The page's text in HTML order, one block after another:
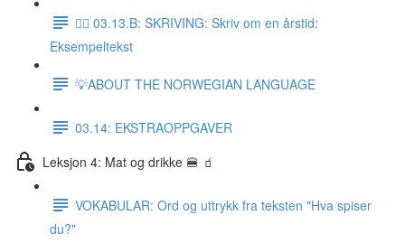
✍🏼 03.13.B: SKRIVING: Skriv om en årstid:
Eksempeltekst
💡ABOUT THE NORWEGIAN LANGUAGE
03.14: EKSTRAOPPGAVER
Leksjon 4: Mat og drikke 🍔 🧃
VOKABULAR: Ord og uttrykk fra teksten "Hva spiser
du?"